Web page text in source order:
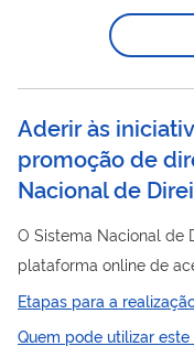
saúde no trabalho.
Aderir às
promoção de
Nacional de
O Sistema Nacional de
plataforma online de
promoção de direitos
Família e dos Direitos
depende de adesão ou
Etapas para a
Quem pode utilizar este